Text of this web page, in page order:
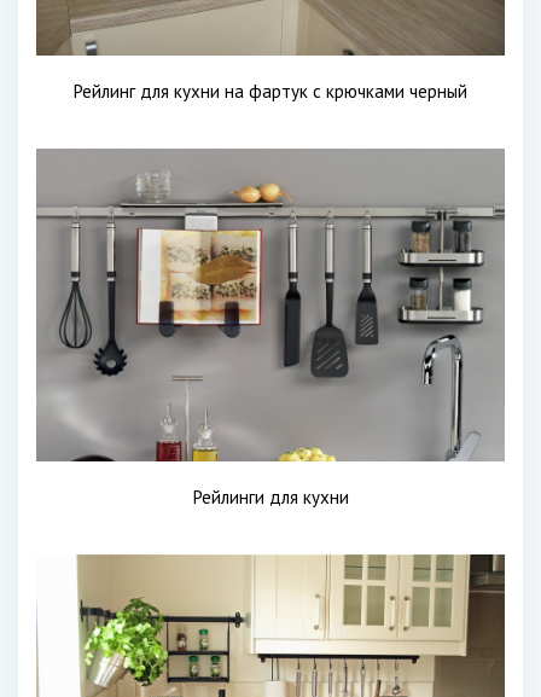
Рейлинг для кухни на фартук с крючками черный
Рейлинги для кухни